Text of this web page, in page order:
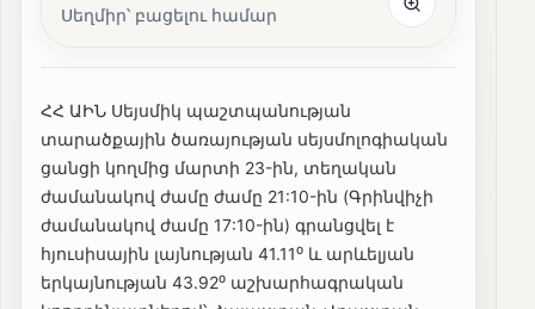
Սեղմիր՝ բացելու համար
ՀՀ ԱԻՆ Սեյսմիկ պաշտպանության
տարածքային ծառայության սեյսմոլոգիական
ցանցի կողմից մարտի 23-ին, տեղական
ժամանակով ժամը ժամը 21:10-ին (Գրինվիչի
ժամանակով ժամը 17:10-ին) գրանցվել է
հյուսիսային լայնության 41.11⁰ և արևելյան
երկայնության 43.92⁰ աշխարհագրական